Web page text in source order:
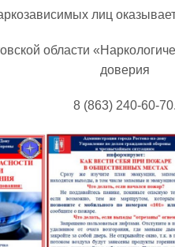
лиц
области
доверия
8 (863) 240-60-70.